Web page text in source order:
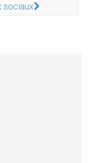
sociaux